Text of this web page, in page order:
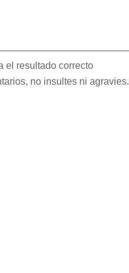
el resultado correcto
no insultes ni agravies.